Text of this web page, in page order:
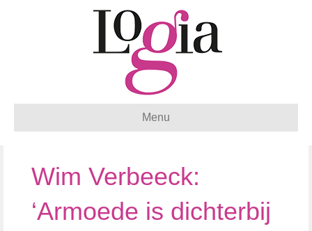
Menu
Wim Verbeeck:
‘Armoede is dichterbij